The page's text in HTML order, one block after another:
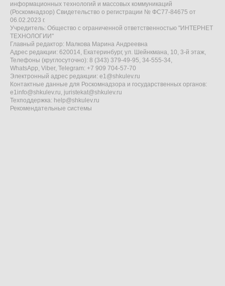
информационных технологий и массовых коммуникаций
(Роскомнадзор) Свидетельство о регистрации № ФС77-84675 от
06.02.2023 г.
Учредитель: Общество с ограниченной ответственностью "ИНТЕРНЕТ
ТЕХНОЛОГИИ"
Главный редактор: Малкова Марина Андреевна
Адрес редакции: 620014, Екатеринбург, ул. Шейнкмана, 10, 3-й этаж,
Телефоны (круглосуточно): 8 (343) 379-49-95, 34-555-34,
WhatsApp, Viber, Telegram: +7 909 704-57-70
Электронный адрес редакции: e1@shkulev.ru
Контактные данные для Роскомнадзора и государственных органов:
e1info@shkulev.ru, juristekat@shkulev.ru
Техподдержка: help@shkulev.ru
Рекомендательные системы